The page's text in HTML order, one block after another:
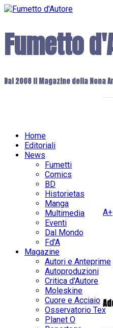
Fumetto
Dal 2008 il Magazine della Nona
A+
Home
Editoriali
News
Fumetti
Comics
BD
Historietas
Manga
Multimedia
Eventi
Dal Mondo
Fd'A
Magazine
Autori e Anteprime
Autoproduzioni
Critica d'Autore
Moleskine
Cuore e Acciaio
Osservatorio Tex
Planet O